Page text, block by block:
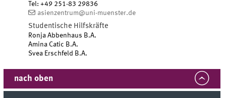
Tel:+49 251-83 29836
asienzentrum@uni-muenster.de
Studentische Hilfskräfte
Ronja Abbenhaus B.A.
Amina Catic B.A.
Svea Erschfeld B.A.
nach oben